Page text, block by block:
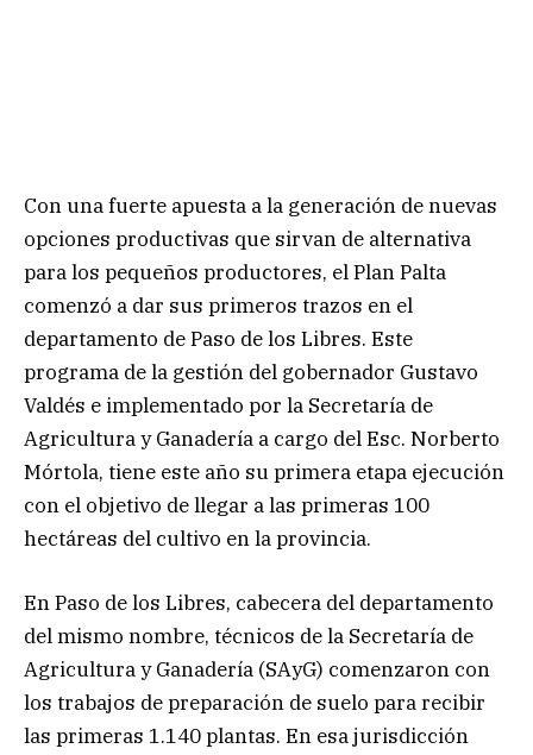
Con una fuerte apuesta a la generación de nuevas
opciones productivas que sirvan de alternativa
para los pequeños productores, el Plan Palta
comenzó a dar sus primeros trazos en el
departamento de Paso de los Libres. Este
programa de la gestión del gobernador Gustavo
Valdés e implementado por la Secretaría de
Agricultura y Ganadería a cargo del Esc. Norberto
Mórtola, tiene este año su primera etapa ejecución
con el objetivo de llegar a las primeras 100
hectáreas del cultivo en la provincia.
En Paso de los Libres, cabecera del departamento
del mismo nombre, técnicos de la Secretaría de
Agricultura y Ganadería (SAyG) comenzaron con
los trabajos de preparación de suelo para recibir
las primeras 1.140 plantas. En esa jurisdicción